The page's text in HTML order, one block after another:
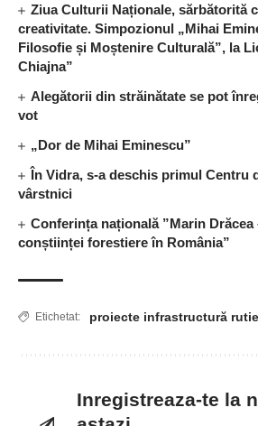
Ziua Culturii Naționale, sărbătorită
creativitate. Simpozionul „Mihai
Filosofie și Moștenire Culturală”, la
Chiajna”
Alegătorii din străinătate se pot
vot
„Dor de Mihai Eminescu”
În Vidra, s-a deschis primul Centru
vârstnici
Conferința națională ”Marin
conștiinței forestiere în România”
Etichetat: proiecte infrastructură
Inregistreaza-te la